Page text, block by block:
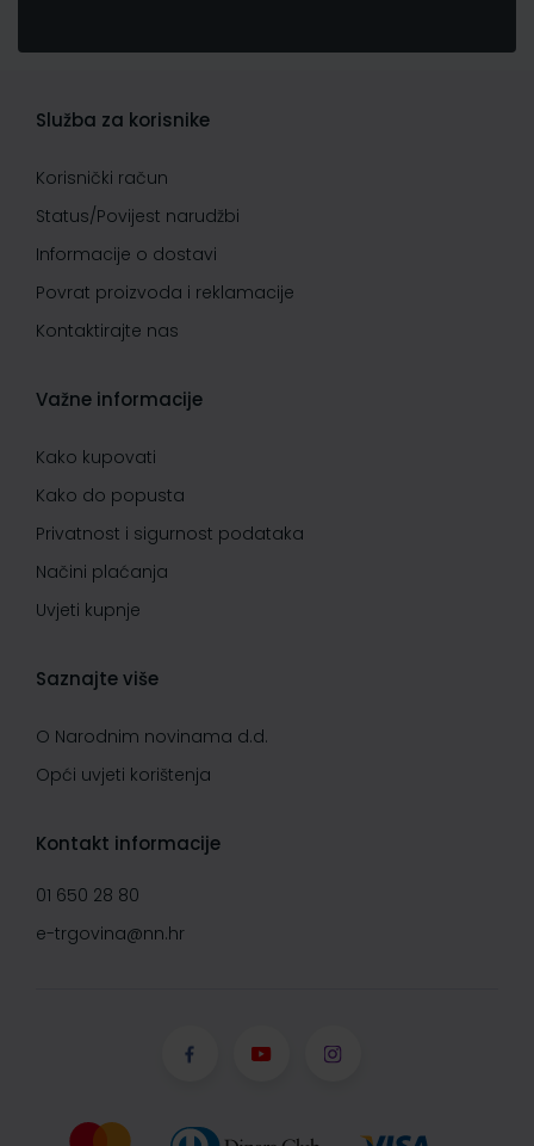
Služba za korisnike
Korisnički račun
Status/Povijest narudžbi
Informacije o dostavi
Povrat proizvoda i reklamacije
Kontaktirajte nas
Važne informacije
Kako kupovati
Kako do popusta
Privatnost i sigurnost podataka
Načini plaćanja
Uvjeti kupnje
Saznajte više
O Narodnim novinama d.d.
Opći uvjeti korištenja
Kontakt informacije
01 650 28 80
e-trgovina@nn.hr